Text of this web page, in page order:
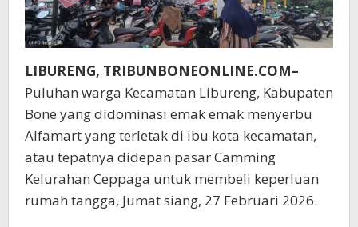
LIBURENG, TRIBUNBONEONLINE.COM–
Puluhan warga Kecamatan Libureng, Kabupaten
Bone yang didominasi emak emak menyerbu
Alfamart yang terletak di ibu kota kecamatan,
atau tepatnya didepan pasar Camming
Kelurahan Ceppaga untuk membeli keperluan
rumah tangga, Jumat siang, 27 Februari 2026.